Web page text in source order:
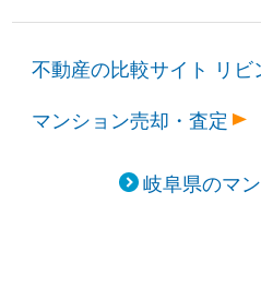
不動産の比較サイト リビ
マンション売却・査定
岐阜県のマ